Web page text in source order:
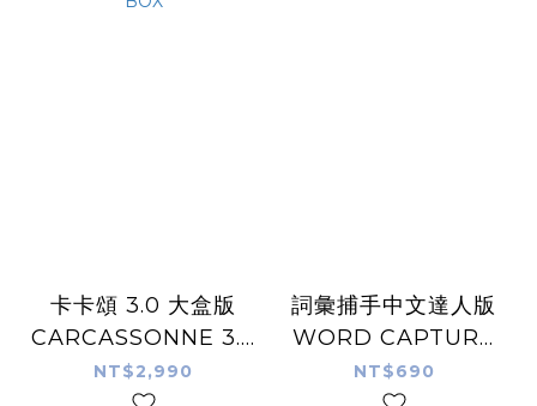
卡卡頌 3.0 大盒版
CARCASSONNE 3.0
BIG BOX
NT$2,990
詞彙捕手中文達人版
WORD CAPTURE
Chinese Master
NT$690